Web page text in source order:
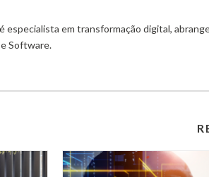
especialista em transformação digital,
Software.